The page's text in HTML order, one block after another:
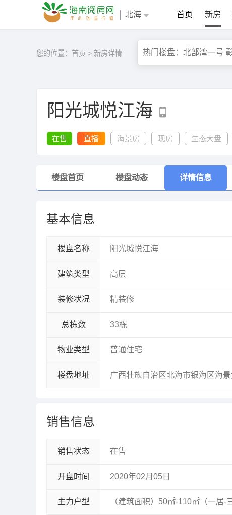
北海 首页 新房
您的位置： 首页 > 新房详情
阳光城悦江海
在售 直播 海景房 现房 生态大盘
楼盘首页 楼盘动态 详情信息
基本信息
楼盘名称 阳光城悦江海
建筑类型 高层
装修状况 精装修
总栋数 33栋
物业类型 普通住宅
楼盘地址 广西壮族自治区北海市银海区海
销售信息
销售状态 在售
开盘时间 2020年02月05日
主力户型 （建筑面积）50㎡-110㎡（一居-